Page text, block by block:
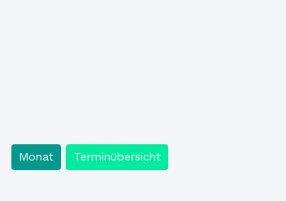
Monat Terminübersicht